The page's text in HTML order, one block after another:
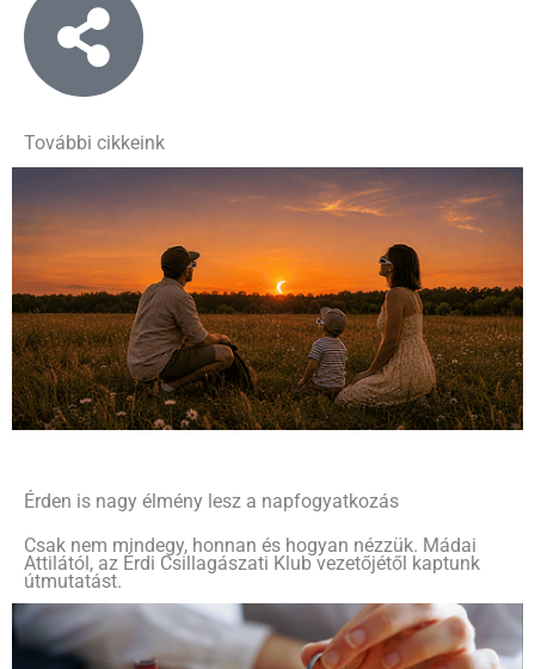
További cikkeink
Érden is nagy élmény lesz a napfogyatkozás
Csak nem mindegy, honnan és hogyan nézzük. Mádai
Attilától, az Érdi Csillagászati Klub vezetőjétől kaptunk
útmutatást.